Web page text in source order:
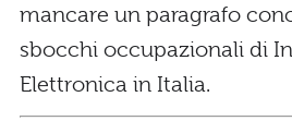
mancare un paragrafo
sbocchi occupazionali di
Elettronica in Italia.